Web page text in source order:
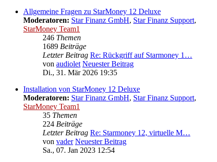
Allgemeine Fragen zu StarMoney 12 Deluxe
Moderatoren: Star Finanz GmbH, Star Finanz Support,
StarMoney Team1
246 Themen
1689 Beiträge
Letzter Beitrag Re: Rückgriff auf Starmoney 1…
von audiolet Neuester Beitrag
Di., 31. Mär 2026 19:35
Installation von StarMoney 12 Deluxe
Moderatoren: Star Finanz GmbH, Star Finanz Support,
StarMoney Team1
35 Themen
224 Beiträge
Letzter Beitrag Re: Starmoney 12, virtuelle M…
von vader Neuester Beitrag
Sa., 07. Jan 2023 12:54